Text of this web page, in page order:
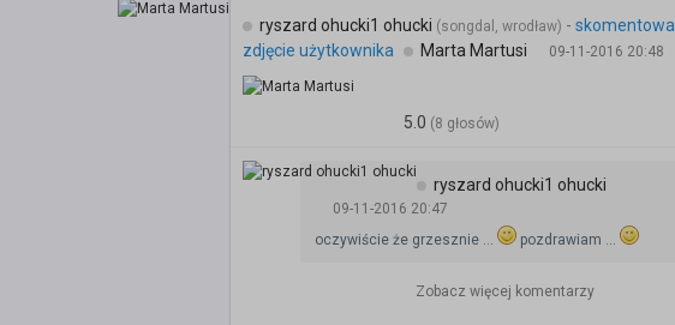
ryszard ohucki1 ohucki (songdal, wrodław) -
zdjęcie użytkownika
Marta Martusi 09-11-2016 20:48
5.0 (8 głosów)
ryszard ohucki1 ohucki
09-11-2016 20:47
oczywiście że grzesznie ...
pozdrawiam ...
Zobacz więcej komentarzy